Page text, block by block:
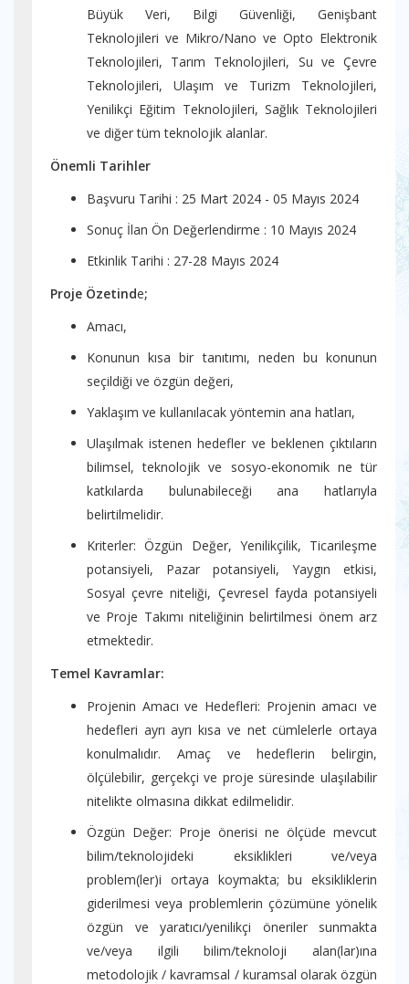
Büyük Veri, Bilgi Güvenliği, Genişbant
Teknolojileri ve Mikro/Nano ve Opto Elektronik
Teknolojileri, Tarım Teknolojileri, Su ve Çevre
Teknolojileri, Ulaşım ve Turizm Teknolojileri,
Yenilikçi Eğitim Teknolojileri, Sağlık Teknolojileri
ve diğer tüm teknolojik alanlar.
Önemli Tarihler
Başvuru Tarihi : 25 Mart 2024 - 05 Mayıs 2024
Sonuç İlan Ön Değerlendirme : 10 Mayıs 2024
Etkinlik Tarihi : 27-28 Mayıs 2024
Proje Özetinde;
Amacı,
Konunun kısa bir tanıtımı, neden bu konunun
seçildiği ve özgün değeri,
Yaklaşım ve kullanılacak yöntemin ana hatları,
Ulaşılmak istenen hedefler ve beklenen çıktıların
bilimsel, teknolojik ve sosyo-ekonomik ne tür
katkılarda bulunabileceği ana hatlarıyla
belirtilmelidir.
Kriterler: Özgün Değer, Yenilikçilik, Ticarileşme
potansiyeli, Pazar potansiyeli, Yaygın etkisi,
Sosyal çevre niteliği, Çevresel fayda potansiyeli
ve Proje Takımı niteliğinin belirtilmesi önem arz
etmektedir.
Temel Kavramlar:
Projenin Amacı ve Hedefleri: Projenin amacı ve
hedefleri ayrı ayrı kısa ve net cümlelerle ortaya
konulmalıdır. Amaç ve hedeflerin belirgin,
ölçülebilir, gerçekçi ve proje süresinde ulaşılabilir
nitelikte olmasına dikkat edilmelidir.
Özgün Değer: Proje önerisi ne ölçüde mevcut
bilim/teknolojideki eksiklikleri ve/veya
problem(ler)i ortaya koymakta; bu eksikliklerin
giderilmesi veya problemlerin çözümüne yönelik
özgün ve yaratıcı/yenilikçi öneriler sunmakta
ve/veya ilgili bilim/teknoloji alan(lar)ına
metodolojik / kavramsal / kuramsal olarak özgün